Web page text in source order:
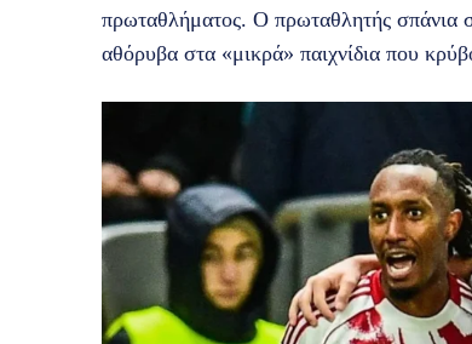
πρωταθλήματος. Ο πρωταθλητής σπάνια
αθόρυβα στα «μικρά» παιχνίδια που